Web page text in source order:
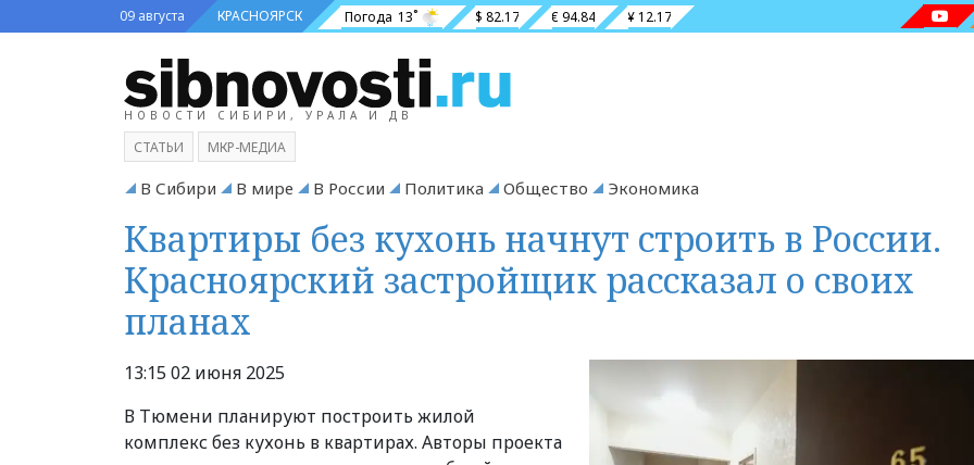
09 августа КРАСНОЯРСК Погода 13˚ $ 82.17 € 94.84 ¥ 12.17
НОВОСТИ СИБИРИ, УРАЛА И ДВ
СТАТЬИ МКР-МЕДИА
В Сибири В мире В России Политика Общество Экономика
Квартиры без кухонь начнут строить в России.
Красноярский застройщик рассказал о своих
планах
13:15 02 июня 2025
В Тюмени планируют построить жилой
комплекс без кухонь в квартирах. Авторы проекта